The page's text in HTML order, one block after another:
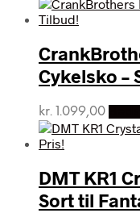
Cykelsko –
kr. 1.099,00
DMT KR1
Sort til